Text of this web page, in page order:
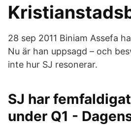
28 sep 2011 Biniam Assefa
Nu är han uppsagd – och
inte hur SJ resonerar.
SJ har
under Q1 -